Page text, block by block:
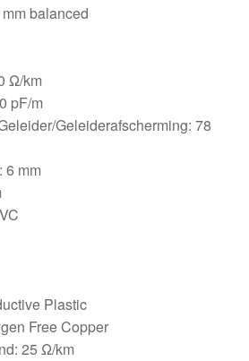
balanced
Ω/km
pF/m
Geleiderafscherming: 78
6 mm
Plastic
Free Copper
25 Ω/km